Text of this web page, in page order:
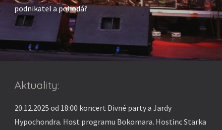
podnikatel a pohodář
Aktuality:
20.12.2025 od 18:00 koncert Divné party a Jardy
Hypochondra. Host programu Bokomara. Hostinc Starka